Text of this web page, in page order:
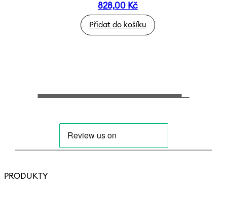
828,00 Kč
Přidat do košíku
PRODUKTY